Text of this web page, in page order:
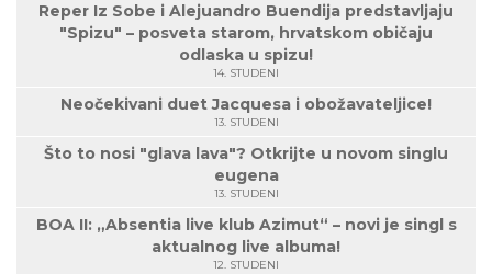
Reper Iz Sobe i Alejuandro Buendija predstavljaju
"Spizu" – posveta starom, hrvatskom običaju
odlaska u spizu!
14. STUDENI
Neočekivani duet Jacquesa i obožavateljice!
13. STUDENI
Što to nosi "glava lava"? Otkrijte u novom singlu
eugena
13. STUDENI
BOA II: „Absentia live klub Azimut“ – novi je singl s
aktualnog live albuma!
12. STUDENI